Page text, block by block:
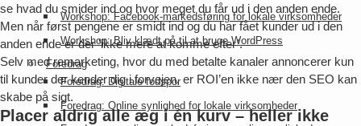
Workshop: Facebook-markedsføring for lokale virksomheder
Workshop: Bliv klædt på til at bruge WordPress
Foredrag
Foredrag: Digitale fodspor
Foredrag: Online synlighed for lokale virksomheder
se hvad du smider ind og hvor meget du får ud i den anden ende.
Men når først pengene er smidt ind og du har fået kunder ud i den
anden ende er der ’ikke mere at komme efter’.
Selv med remarketing, hvor du med betalte kanaler annoncerer kun
til kunder der kender dig i forvejen, er ROI’en ikke nær den SEO kan
skabe på sigt.
Placer aldrig alle æg i én kurv – heller ikke